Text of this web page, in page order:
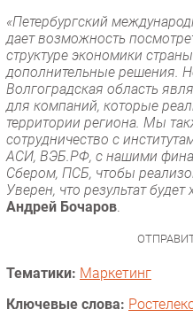
«Петербургский
дает возможность
структуре экономики
дополнительные решения.
Волгоградская область
для компаний, которые
территории региона. Мы
сотрудничество с
АСИ, ВЭБ.РФ, с нашими
Сбером, ПСБ, чтобы
Уверен, что результат
Андрей Бочаров.
Тематики: Маркетинг
Ключевые слова: